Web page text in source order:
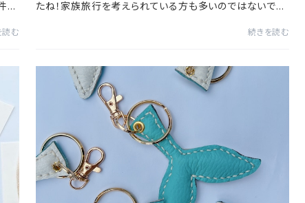
を
読む
たね！家族旅行を考えられている方も多いのではないでし
続きを読む